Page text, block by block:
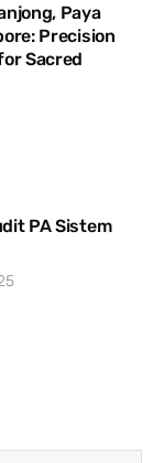
Paya
Precision
Sacred
PA Sistem